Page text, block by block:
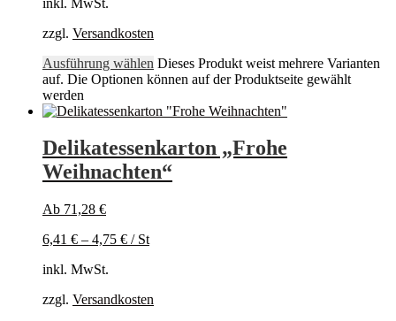
zzgl. Versandkosten
Ausführung wählen Dieses Produkt weist mehrere Varianten
auf. Die Optionen können auf der Produktseite gewählt
werden
Delikatessenkarton „Frohe
Weihnachten“
Ab 71,28 €
6,41 € – 4,75 € / St
inkl. MwSt.
zzgl. Versandkosten